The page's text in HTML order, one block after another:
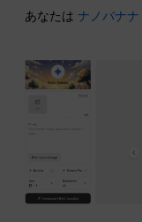
あなたはナノバナナ